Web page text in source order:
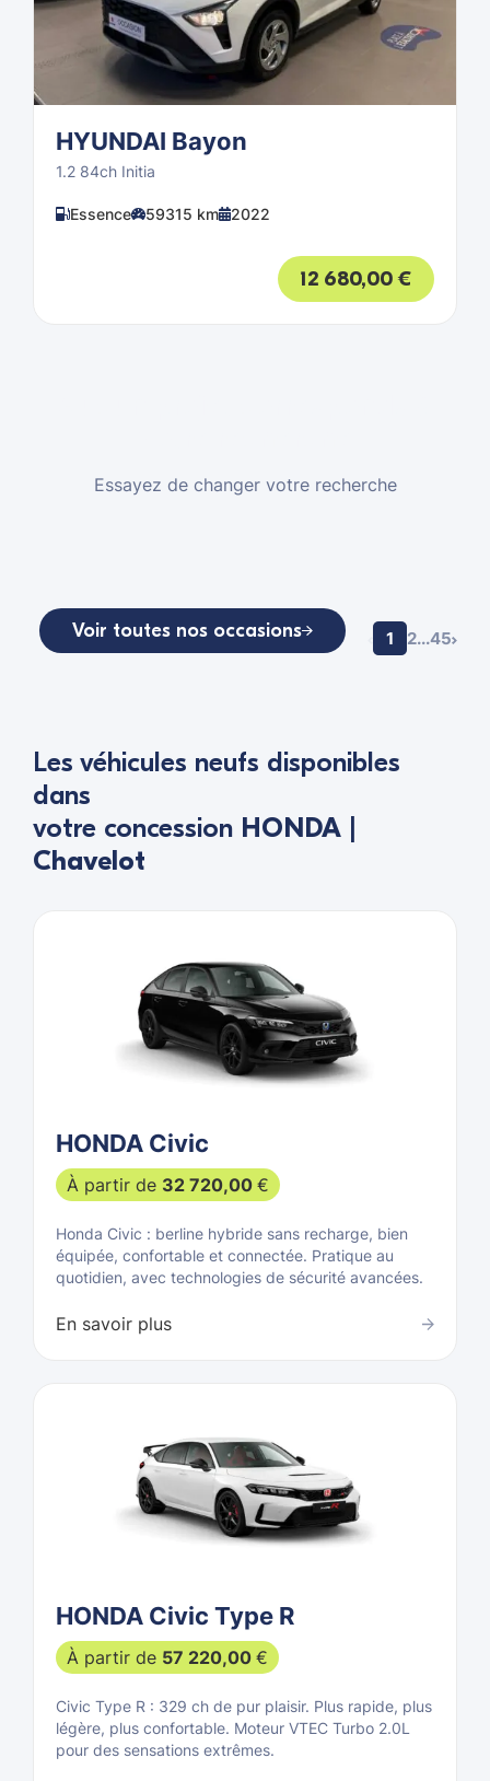
HYUNDAI Bayon
1.2 84ch Initia
Essence 59315 km 2022
12 680,00€
Essayez de changer votre recherche
Voir toutes nos occasions 1 2...45
Les véhicules neufs disponibles
dans
votre concession HONDA |
Chavelot
HONDA Civic
À partir de 32 720,00 €
Honda Civic : berline hybride sans recharge, bien
équipée, confortable et connectée. Pratique au
quotidien, avec technologies de sécurité avancées.
En savoir plus
HONDA Civic Type R
À partir de 57 220,00 €
Civic Type R : 329 ch de pur plaisir. Plus rapide, plus
légère, plus confortable. Moteur VTEC Turbo 2.0L
pour des sensations extrêmes.